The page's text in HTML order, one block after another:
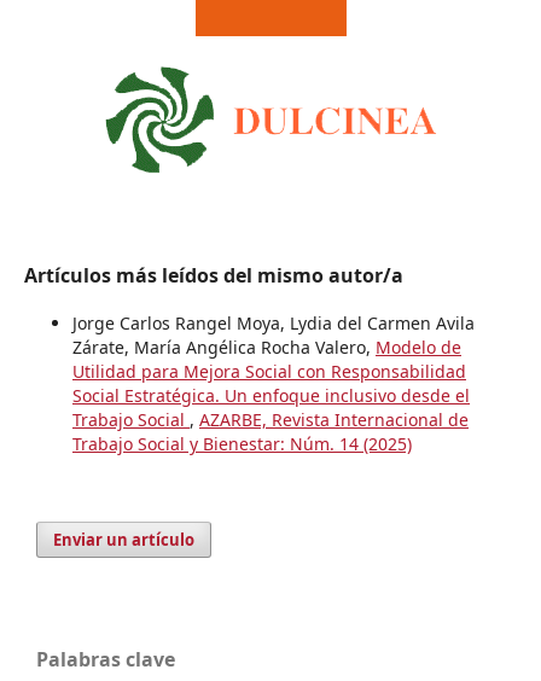
Artículos más leídos del mismo autor/a
Jorge Carlos Rangel Moya, Lydia del Carmen Avila
Zárate, María Angélica Rocha Valero, Modelo de
Utilidad para Mejora Social con Responsabilidad
Social Estratégica. Un enfoque inclusivo desde el
Trabajo Social , AZARBE, Revista Internacional de
Trabajo Social y Bienestar: Núm. 14 (2025)
Enviar un artículo
Palabras clave